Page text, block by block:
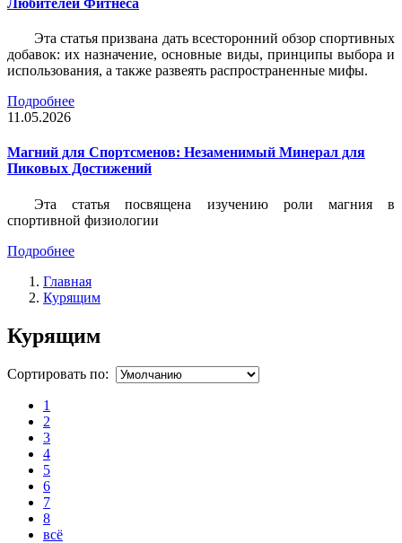
Любителей Фитнеса
Эта статья призвана дать всесторонний обзор спортивных
добавок: их назначение, основные виды, принципы выбора и
использования, а также развеять распространенные мифы.
Подробнее
11.05.2026
Магний для Спортсменов: Незаменимый Минерал для
Пиковых Достижений
Эта статья посвящена изучению роли магния в
спортивной физиологии
Подробнее
Главная
Курящим
Курящим
Сортировать по:
1
2
3
4
5
6
7
8
всё